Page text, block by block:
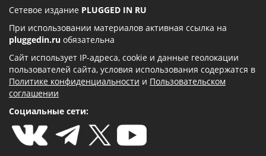
Сетевое издание PLUGGED IN RU
При использовании материалов активная ссылка на
pluggedin.ru обязательна
Сайт использует IP-адреса, cookie и данные геолокации
пользователей сайта, условия использования содержатся в
Политике конфиденциальности и Пользовательском
соглашении
Социальные сети: